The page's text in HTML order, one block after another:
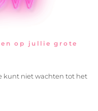
op jullie grote
kunt niet wachten tot het